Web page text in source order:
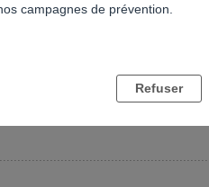
et de 16h30-19h30, mardi 9h-13h et
9h-13h
:
de traitement de substitution aux
suivis.
campagnes de prévention.
Refuser